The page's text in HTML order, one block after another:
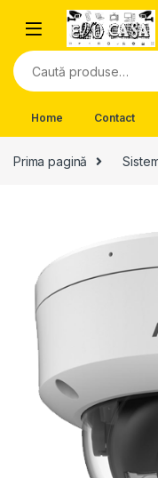
Skip to navigation
Skip to content
Caută după:
Home Contact
Prima pagină